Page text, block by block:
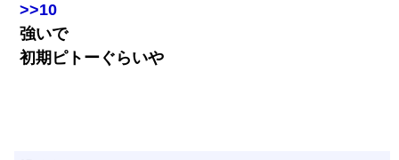
>>10
強いで
初期ピトーぐらいや